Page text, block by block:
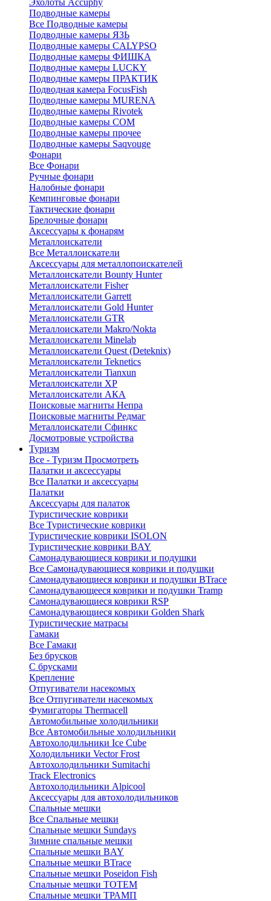
Эхолоты Accuphy
Подводные камеры
Все Подводные камеры
Подводные камеры ЯЗЬ
Подводные камеры CALYPSO
Подводные камеры ФИШКА
Подводные камеры LUCKY
Подводные камеры ПРАКТИК
Подводная камера FocusFish
Подводные камеры MURENA
Подводные камеры Rivotek
Подводные камеры СОМ
Подводные камеры прочее
Подводные камеры Saqvouge
Фонари
Все Фонари
Ручные фонари
Налобные фонари
Кемпинговые фонари
Тактические фонари
Брелочные фонари
Аксессуары к фонарям
Металлоискатели
Все Металлоискатели
Аксессуары для металлопоискателей
Металлоискатели Bounty Hunter
Металлоискатели Fisher
Металлоискатели Garrett
Металлоискатели Gold Hunter
Металлоискатели GTR
Металлоискатели Makro/Nokta
Металлоискатели Minelab
Металлоискатели Quest (Deteknix)
Металлоискатели Teknetics
Металлоискатели Tianxun
Металлоискатели XP
Металлоискатели АКА
Поисковые магниты Непра
Поисковые магниты Редмаг
Металлоискатели Сфинкс
Досмотровые устройства
Туризм
Все - Туризм Просмотреть
Палатки и аксессуары
Все Палатки и аксессуары
Палатки
Аксессуары для палаток
Туристические коврики
Все Туристические коврики
Туристические коврики ISOLON
Туристические коврики BAY
Самонадувающиеся коврики и подушки
Все Самонадувающиеся коврики и подушки
Самонадувающиеся коврики и подушки BTrace
Самонадувающееся коврики и подушки Tramp
Самонадувающиеся коврики RSP
Самонадувающиеся коврики Golden Shark
Туристические матрасы
Гамаки
Все Гамаки
Без брусков
С брусками
Крепление
Отпугиватели насекомых
Все Отпугиватели насекомых
Фумигаторы Thermacell
Автомобильные холодильники
Все Автомобильные холодильники
Автохолодильники Ice Cube
Холодильники Vector Frost
Автохолодильники Sumitachi
Track Electronics
Автохолодильники Alpicool
Аксессуары для автохолодильников
Спальные мешки
Все Спальные мешки
Спальные мешки Sundays
Зимние спальные мешки
Спальные мешки BAY
Спальные мешки BTrace
Спальные мешки Poseidon Fish
Спальные мешки ТОТЕМ
Спальные мешки ТРАМП